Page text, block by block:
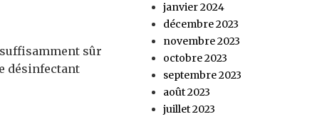
sûr
désinfectant
janvier 2024
décembre 2023
novembre 2023
octobre 2023
septembre 2023
août 2023
juillet 2023